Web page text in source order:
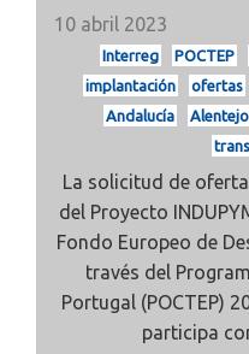
10 abril 2023
Interreg POCTEP
implantación
ofertas
Andalucía
Alentejo
La solicitud de
del Proyecto
Fondo Europeo de
través del
Portugal (POCTEP)
participa